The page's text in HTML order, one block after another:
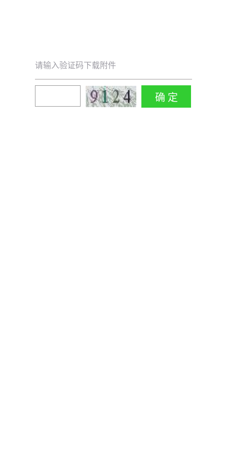
请输入验证码下载附件